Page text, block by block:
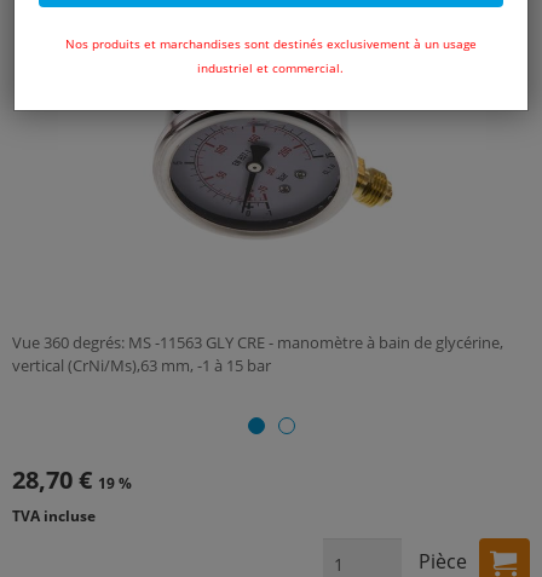
Nos produits et marchandises sont destinés exclusivement à un usage
industriel et commercial.
Vue 360 degrés: MS -11563 GLY CRE - manomètre à bain de glycérine,
vertical (CrNi/Ms),63 mm, -1 à 15 bar
28,70 € 19 %
TVA incluse
Pièce